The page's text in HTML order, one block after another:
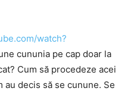
watch?
cununia pe cap doar la
Cum să procedeze acei
decis să se cunune. Se